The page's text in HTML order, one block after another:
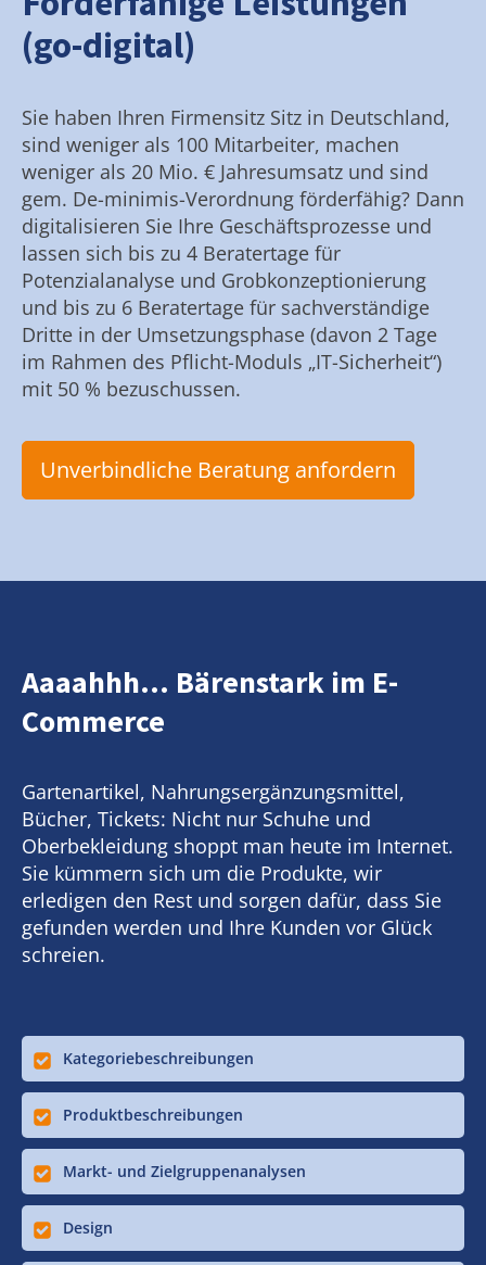
(go-digital)
Sie haben Ihren Firmensitz Sitz in Deutschland,
sind weniger als 100 Mitarbeiter, machen
weniger als 20 Mio. € Jahresumsatz und sind
gem. De-minimis-Verordnung förderfähig? Dann
digitalisieren Sie Ihre Geschäftsprozesse und
lassen sich bis zu 4 Beratertage für
Potenzialanalyse und Grobkonzeptionierung
und bis zu 6 Beratertage für sachverständige
Dritte in der Umsetzungsphase (davon 2 Tage
im Rahmen des Pflicht-Moduls „IT-Sicherheit“)
mit 50 % bezuschussen.
Unverbindliche Beratung anfordern
Aaaahhh... Bärenstark im E-
Commerce
Gartenartikel, Nahrungsergänzungsmittel,
Bücher, Tickets: Nicht nur Schuhe und
Oberbekleidung shoppt man heute im Internet.
Sie kümmern sich um die Produkte, wir
erledigen den Rest und sorgen dafür, dass Sie
gefunden werden und Ihre Kunden vor Glück
schreien.
Kategoriebeschreibungen
Produktbeschreibungen
Markt- und Zielgruppenanalysen
Design